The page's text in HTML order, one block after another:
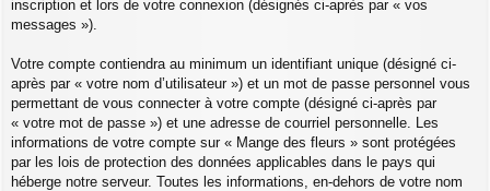
inscription et lors de votre connexion (désignés ci-après par « vos
messages »).
Votre compte contiendra au minimum un identifiant unique (désigné ci-
après par « votre nom d’utilisateur ») et un mot de passe personnel vous
permettant de vous connecter à votre compte (désigné ci-après par
« votre mot de passe ») et une adresse de courriel personnelle. Les
informations de votre compte sur « Mange des fleurs » sont protégées
par les lois de protection des données applicables dans le pays qui
héberge notre serveur. Toutes les informations, en-dehors de votre nom